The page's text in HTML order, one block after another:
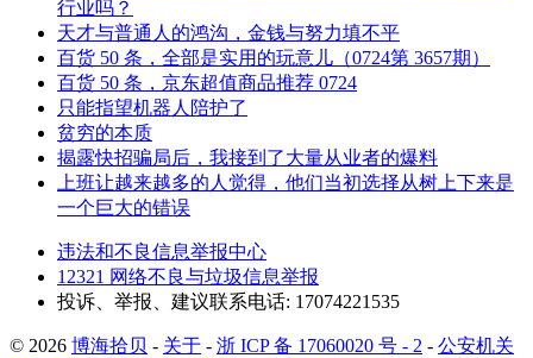
行业吗？
天才与普通人的鸿沟，金钱与努力填不平
百货 50 条，全部是实用的玩意儿（0724第 3657期）
百货 50 条，京东超值商品推荐 0724
只能指望机器人陪护了
贫穷的本质
揭露快招骗局后，我接到了大量从业者的爆料
上班让越来越多的人觉得，他们当初选择从树上下来是
一个巨大的错误
违法和不良信息举报中心
12321 网络不良与垃圾信息举报
投诉、举报、建议联系电话: 17074221535
© 2026 博海拾贝 - 关于 - 浙 ICP 备 17060020 号 - 2 - 公安机关